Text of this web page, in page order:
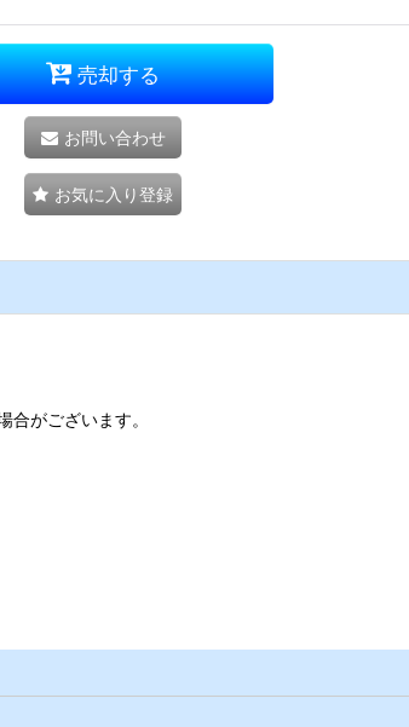
売却する
お問い合わせ
お気に入り登録
がございます。